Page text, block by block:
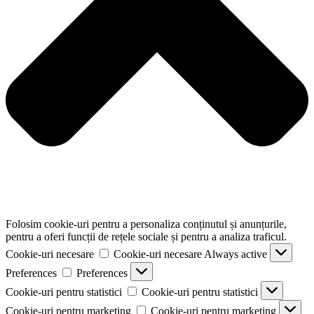
Folosim cookie-uri pentru a personaliza conținutul și anunțurile,
pentru a oferi funcții de rețele sociale și pentru a analiza traficul.
Cookie-uri necesare
Cookie-uri necesare Always active
Preferences
Preferences
Cookie-uri pentru statistici
Cookie-uri pentru statistici
Cookie-uri pentru marketing
Cookie-uri pentru marketing